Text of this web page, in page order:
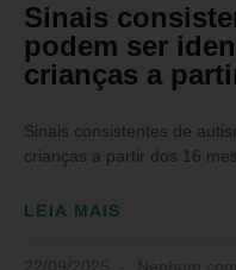
Sinais
podem ser
crianças a
Sinais consistentes de
crianças a partir dos 16
LEIA MAIS